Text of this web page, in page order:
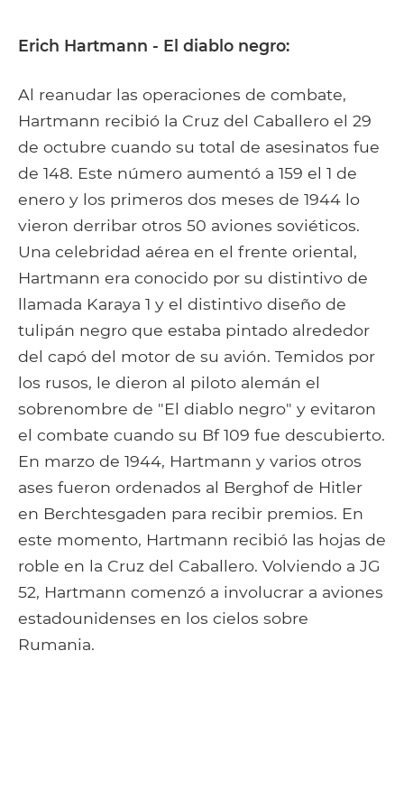
Erich Hartmann - El diablo negro:
Al reanudar las operaciones de combate,
Hartmann recibió la Cruz del Caballero el 29
de octubre cuando su total de asesinatos fue
de 148. Este número aumentó a 159 el 1 de
enero y los primeros dos meses de 1944 lo
vieron derribar otros 50 aviones soviéticos.
Una celebridad aérea en el frente oriental,
Hartmann era conocido por su distintivo de
llamada Karaya 1 y el distintivo diseño de
tulipán negro que estaba pintado alrededor
del capó del motor de su avión. Temidos por
los rusos, le dieron al piloto alemán el
sobrenombre de "El diablo negro" y evitaron
el combate cuando su Bf 109 fue descubierto.
En marzo de 1944, Hartmann y varios otros
ases fueron ordenados al Berghof de Hitler
en Berchtesgaden para recibir premios. En
este momento, Hartmann recibió las hojas de
roble en la Cruz del Caballero. Volviendo a JG
52, Hartmann comenzó a involucrar a aviones
estadounidenses en los cielos sobre
Rumania.